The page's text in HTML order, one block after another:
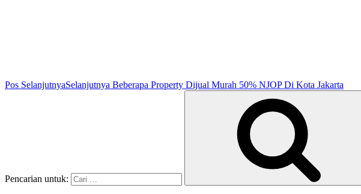
Pos SelanjutnyaSelanjutnya Beberapa Property Dijual Murah 50% NJOP Di Kota Jakarta
Pencarian untuk: